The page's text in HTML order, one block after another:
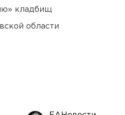
кладбищ
области